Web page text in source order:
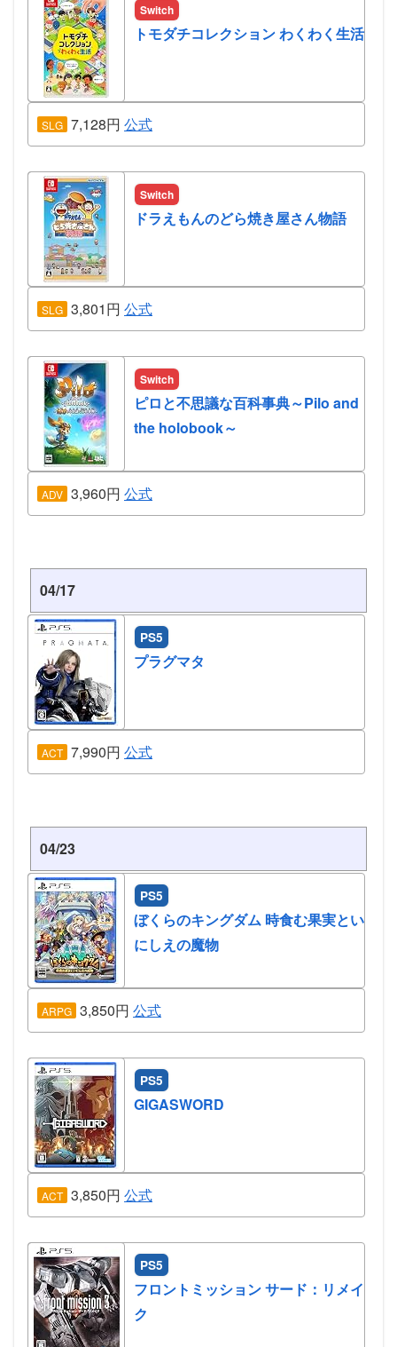
Switch
トモダチコレクション わくわく生活
SLG 7,128円 公式
Switch
ドラえもんのどら焼き屋さん物語
SLG 3,801円 公式
Switch
ピロと不思議な百科事典～Pilo and
the holobook～
ADV 3,960円 公式
04/17
PS5
プラグマタ
ACT 7,990円 公式
04/23
PS5
ぼくらのキングダム 時食む果実とい
にしえの魔物
ARPG 3,850円 公式
PS5
GIGASWORD
ACT 3,850円 公式
PS5
フロントミッション サード：リメイ
ク